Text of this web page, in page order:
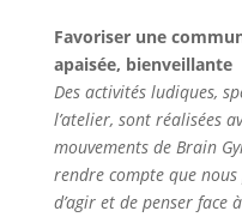
Favoriser une
apaisée, bienveillante
Des activités ludiques,
l’atelier, sont réalisées
mouvements de Brain
rendre compte que
d’agir et de penser face